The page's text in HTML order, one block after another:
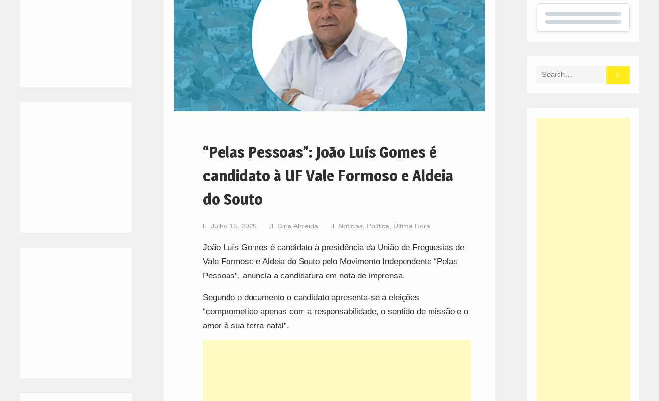
“Pelas Pessoas”: João Luís Gomes é
candidato à UF Vale Formoso e Aldeia
do Souto
Julho 15, 2025 Gina Almeida Noticias, Política, Última Hora
João Luís Gomes é candidato à presidência da União de Freguesias de
Vale Formoso e Aldeia do Souto pelo Movimento Independente “Pelas
Pessoas”, anuncia a candidatura em nota de imprensa.
Segundo o documento o candidato apresenta-se a eleições
“comprometido apenas com a responsabilidade, o sentido de missão e o
amor à sua terra natal”.
Search